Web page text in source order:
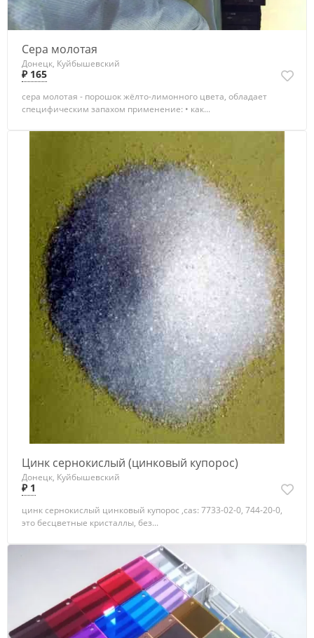
Сера молотая
Донецк, Куйбышевский
₽ 165
сера молотая - порошок жёлто-лимонного цвета, обладает
специфическим запахом применение: • как...
Цинк сернокислый (цинковый купорос)
Донецк, Куйбышевский
₽ 1
цинк сернокислый цинковый купорос ,cas: 7733-02-0, 744-20-0,
это бесцветные кристаллы, без...